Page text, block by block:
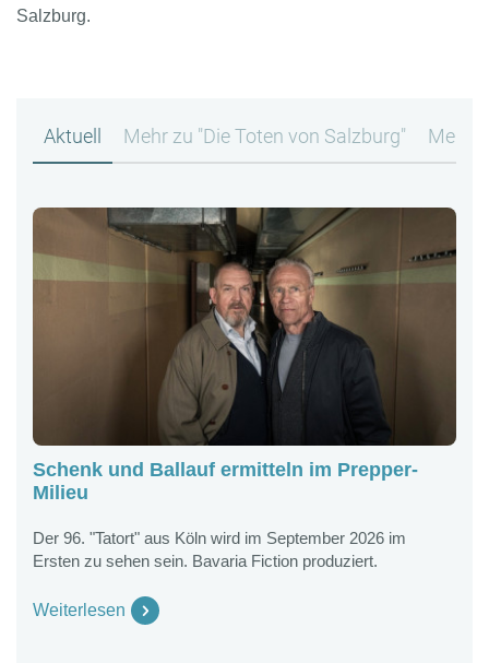
Salzburg.
Aktuell Mehr zu "Die Toten von Salzburg" Mehr
Schenk und Ballauf ermitteln im Prepper-
Milieu
Der 96. "Tatort" aus Köln wird im September 2026 im
Ersten zu sehen sein. Bavaria Fiction produziert.
Weiterlesen